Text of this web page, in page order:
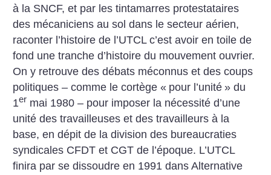
à la SNCF, et par les tintamarres protestataires
des mécaniciens au sol dans le secteur aérien,
raconter l’histoire de l’UTCL c’est avoir en toile de
fond une tranche d’histoire du mouvement ouvrier.
On y retrouve des débats méconnus et des coups
politiques – comme le cortège « pour l’unité » du
1er mai 1980 – pour imposer la nécessité d’une
unité des travailleuses et des travailleurs à la
base, en dépit de la division des bureaucraties
syndicales CFDT et CGT de l’époque. L’UTCL
finira par se dissoudre en 1991 dans Alternative